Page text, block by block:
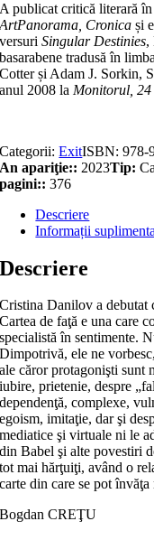
A publicat critică literară
ArtPanorama, Cronica și
versuri Singular Destinies,
basarabene tradusă în
Cotter și Adam J. Sorkin,
anul 2008 la Monitorul,
Categorii:ExitISBN:978-
An apariţie:: 2023Tip:
pagini:: 376
Descriere
Informații
Descriere
Cristina Danilov a debutat
Cartea de faţă e una care
specialistă în sentimente.
Dimpotrivă, ele ne
ale căror protagonişti sunt
iubire, prietenie, despre
dependenţă, complexe,
egoism, imitaţie, dar şi
mediatice şi virtuale ni le
din Babel şi alte povestiri
tot mai hărţuiţi, având o
carte din care se pot
Bogdan CREŢU